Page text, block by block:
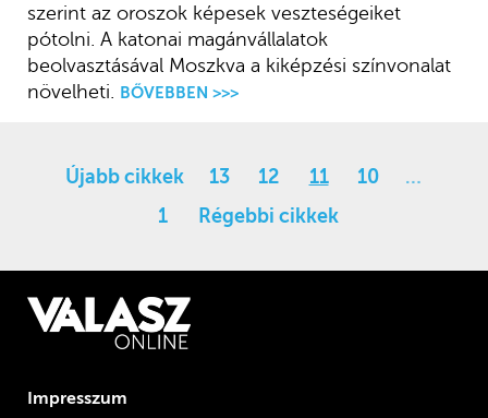
szerint az oroszok képesek veszteségeiket
pótolni. A katonai magánvállalatok
beolvasztásával Moszkva a kiképzési színvonalat
növelheti.
BŐVEBBEN >>>
Újabb cikkek 13 12 11 10
…
1
Régebbi cikkek
Impresszum